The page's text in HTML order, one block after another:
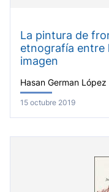
La pintura de
etnografía entre
imagen
Hasan German López
15 octubre 2019